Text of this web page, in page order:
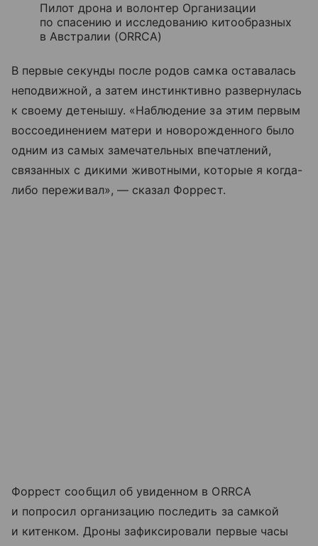
Пилот дрона и волонтер Организации
по спасению и исследованию китообразных
в Австралии (ORRCA)
В первые секунды после родов самка оставалась
неподвижной, а затем инстинктивно развернулась
к своему детенышу. «Наблюдение за этим первым
воссоединением матери и новорожденного было
одним из самых замечательных впечатлений,
связанных с дикими животными, которые я когда-
либо переживал», — сказал Форрест.
Форрест сообщил об увиденном в ORRCA
и попросил организацию последить за самкой
и китенком. Дроны зафиксировали первые часы